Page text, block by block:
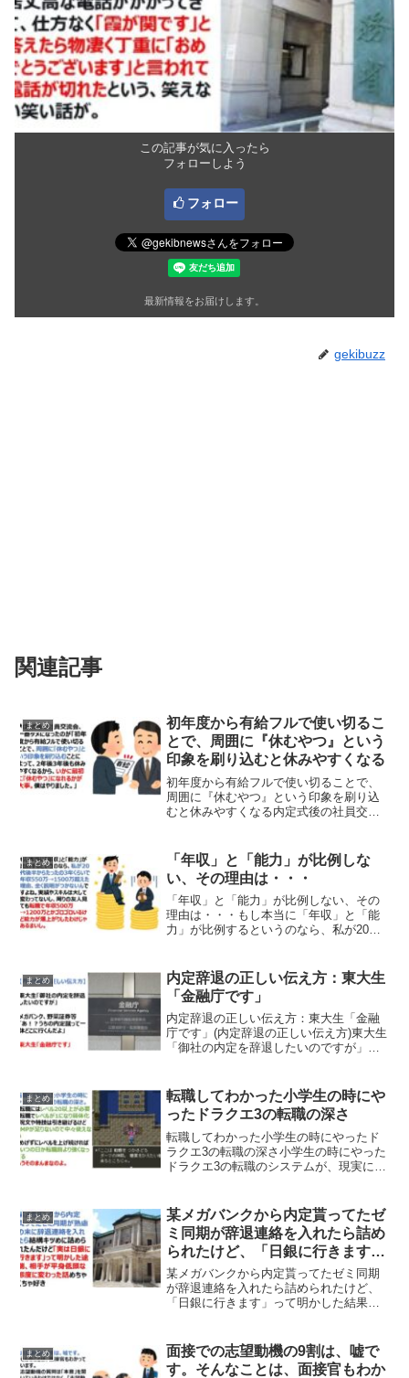
この記事が気に入ったら
フォローしよう
フォロー
最新情報をお届けします。
gekibuzz
関連記事
まとめ
初年度から有給フルで使い切るこ
とで、周囲に『休むやつ』という
印象を刷り込むと休みやすくなる
初年度から有給フルで使い切ることで、
周囲に『休むやつ』という印象を刷り込
むと休みやすくなる内定式後の社員交流
むやつ』という印象を刷り込むことによ
って、2年後3年後も休み...
まとめ
「年収」と「能力」が比例しな
い、その理由は・・・
「年収」と「能力」が比例しない、その
理由は・・・もし本当に「年収」と「能
力」が比例するというのなら、私が20代
いんですよね。実績やスキルは大して変
わってないし、...
まとめ
内定辞退の正しい伝え方：東大生
「金融庁です」
内定辞退の正しい伝え方：東大生「金融
庁です」(内定辞退の正しい伝え方)東大生
「御社の内定を辞退したいのですが」メ
「金融庁です」 終
制作・著作 ...
まとめ
転職してわかった小学生の時にや
ったドラクエ3の転職の深さ
転職してわかった小学生の時にやったド
ラクエ3の転職の深さ小学生の時にやった
ドラクエ3の転職のシステムが、現実にお
生の時にやったドラクエ3の転職の深
さ。・転職するにはレベ...
まとめ
某メガバンクから内定貰ってたゼ
ミ同期が辞退連絡を入れたら詰め
られたけど、「日銀に行きます」
って明かした結果ｗｗｗ
某メガバンクから内定貰ってたゼミ同期
が辞退連絡を入れたら詰められたけど、
「日銀に行きます」って明かした結果ｗ
構キツめに詰められたんだけど「実は日
銀に行きます」って明かし...
まとめ
面接での志望動機の9割は、嘘で
す。そんなことは、面接官もわか